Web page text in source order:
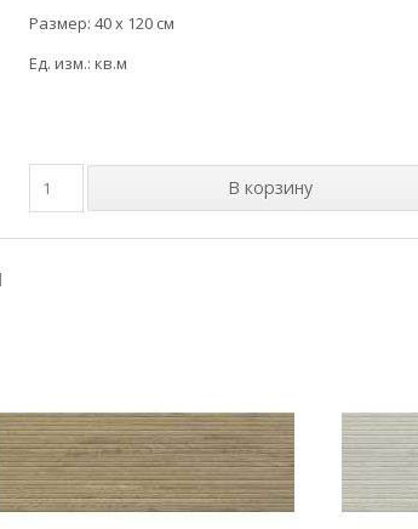
Размер: 40 x 120 см
Ед. изм.: кв.м